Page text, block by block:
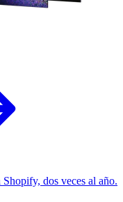
dos veces al año.